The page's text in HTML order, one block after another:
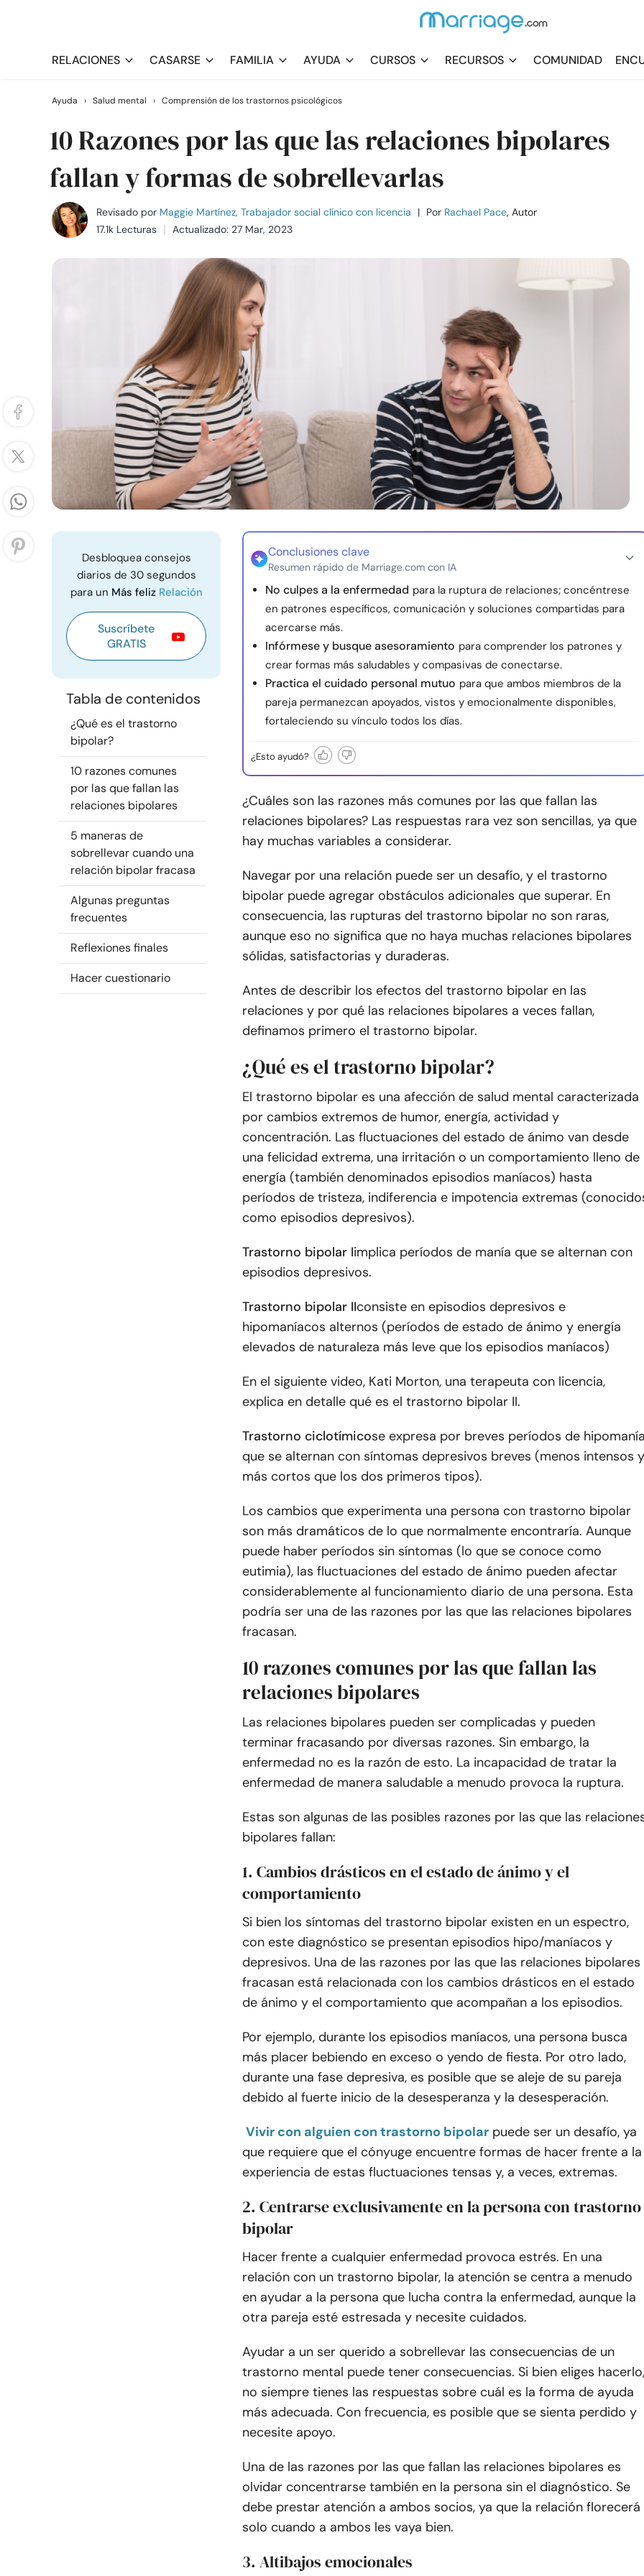
RELACIONES CASARSE FAMILIA AYUDA CURSOS RECURSOS COMUNIDAD
Ayuda › Salud mental › Comprensión de los trastornos psicológicos
10 Razones por las que las relaciones bipolares
fallan y formas de sobrellevarlas
Revisado por Maggie Martínez, Trabajador social clínico con licencia | Por Rachael Pace, Autor
17.1k Lecturas
Actualizado: 27 Mar, 2023
Desbloquea consejos
diarios de 30 segundos
para un Más feliz Relación
Suscríbete
GRATIS
Tabla de contenidos
¿Qué es el trastorno
bipolar?
10 razones comunes
por las que fallan las
relaciones bipolares
5 maneras de
sobrellevar cuando una
relación bipolar fracasa
Algunas preguntas
frecuentes
Reflexiones finales
Hacer cuestionario
Conclusiones clave
Resumen rápido de Marriage.com con IA
No culpes a la enfermedad para la ruptura de relaciones; concéntrese
en patrones específicos, comunicación y soluciones compartidas para
acercarse más.
Infórmese y busque asesoramiento para comprender los patrones y
crear formas más saludables y compasivas de conectarse.
Practica el cuidado personal mutuo para que ambos miembros de la
pareja permanezcan apoyados, vistos y emocionalmente disponibles,
fortaleciendo su vínculo todos los días.
¿Esto ayudó?
¿Cuáles son las razones más comunes por las que fallan las
relaciones bipolares? Las respuestas rara vez son sencillas, ya que
hay muchas variables a considerar.
Navegar por una relación puede ser un desafío, y el trastorno
bipolar puede agregar obstáculos adicionales que superar. En
consecuencia, las rupturas del trastorno bipolar no son raras,
aunque eso no significa que no haya muchas relaciones bipolares
sólidas, satisfactorias y duraderas.
Antes de describir los efectos del trastorno bipolar en las
relaciones y por qué las relaciones bipolares a veces fallan,
definamos primero el trastorno bipolar.
¿Qué es el trastorno bipolar?
El trastorno bipolar es una afección de salud mental caracterizada
por cambios extremos de humor, energía, actividad y
concentración. Las fluctuaciones del estado de ánimo van desde
una felicidad extrema, una irritación o un comportamiento lleno de
energía (también denominados episodios maníacos) hasta
períodos de tristeza, indiferencia e impotencia extremas
como episodios depresivos).
Trastorno bipolar Iimplica períodos de manía que se alternan con
episodios depresivos.
Trastorno bipolar IIconsiste en episodios depresivos e
hipomaníacos alternos (períodos de estado de ánimo y energía
elevados de naturaleza más leve que los episodios maníacos)
En el siguiente video, Kati Morton, una terapeuta con licencia,
explica en detalle qué es el trastorno bipolar II.
Trastorno ciclotímicose expresa por breves períodos de
que se alternan con síntomas depresivos breves (menos intensos y
más cortos que los dos primeros tipos).
Los cambios que experimenta una persona con trastorno bipolar
son más dramáticos de lo que normalmente encontraría. Aunque
puede haber períodos sin síntomas (lo que se conoce como
eutimia), las fluctuaciones del estado de ánimo pueden afectar
considerablemente al funcionamiento diario de una persona. Esta
podría ser una de las razones por las que las relaciones bipolares
fracasan.
10 razones comunes por las que fallan las
relaciones bipolares
Las relaciones bipolares pueden ser complicadas y pueden
terminar fracasando por diversas razones. Sin embargo, la
enfermedad no es la razón de esto. La incapacidad de tratar la
enfermedad de manera saludable a menudo provoca la ruptura.
Estas son algunas de las posibles razones por las que las
bipolares fallan:
1. Cambios drásticos en el estado de ánimo y el
comportamiento
Si bien los síntomas del trastorno bipolar existen en un espectro,
con este diagnóstico se presentan episodios hipo/maníacos y
depresivos. Una de las razones por las que las relaciones bipolares
fracasan está relacionada con los cambios drásticos en el estado
de ánimo y el comportamiento que acompañan a los episodios.
Por ejemplo, durante los episodios maníacos, una persona busca
más placer bebiendo en exceso o yendo de fiesta. Por otro lado,
durante una fase depresiva, es posible que se aleje de su pareja
debido al fuerte inicio de la desesperanza y la desesperación.
Vivir con alguien con trastorno bipolar puede ser un desafío, ya
que requiere que el cónyuge encuentre formas de hacer frente a la
experiencia de estas fluctuaciones tensas y, a veces, extremas.
2. Centrarse exclusivamente en la persona con trastorno
bipolar
Hacer frente a cualquier enfermedad provoca estrés. En una
relación con un trastorno bipolar, la atención se centra a menudo
en ayudar a la persona que lucha contra la enfermedad, aunque la
otra pareja esté estresada y necesite cuidados.
Ayudar a un ser querido a sobrellevar las consecuencias de un
trastorno mental puede tener consecuencias. Si bien eliges hacerlo,
no siempre tienes las respuestas sobre cuál es la forma de ayuda
más adecuada. Con frecuencia, es posible que se sienta perdido y
necesite apoyo.
Una de las razones por las que fallan las relaciones bipolares es
olvidar concentrarse también en la persona sin el diagnóstico. Se
debe prestar atención a ambos socios, ya que la relación florecerá
solo cuando a ambos les vaya bien.
3. Altibajos emocionales